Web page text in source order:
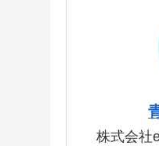
株式会社